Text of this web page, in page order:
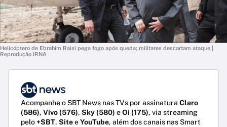
Helicóptero de Ebrahim Raisi pega fogo após queda; militares descartam ataque |
Reprodução IRNA
Acompanhe o SBT News nas TVs por assinatura Claro
(586), Vivo (576), Sky (580) eOi (175), via streaming
pelo+SBT, SiteeYouTube, além dos canais nas Smart